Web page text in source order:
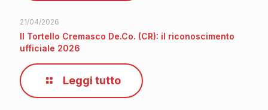
21/04/2026
Il Tortello Cremasco De.Co. (CR): il riconoscimento
ufficiale 2026
Leggi tutto